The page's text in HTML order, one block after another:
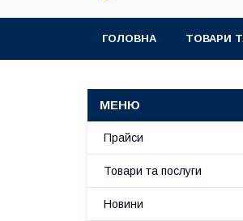
ГОЛОВНА ТОВАРИ
Прайси
Товари та послуги
Новини